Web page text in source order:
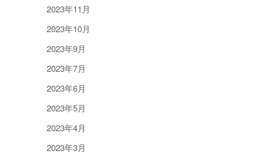
2023年11月
2023年10月
2023年9月
2023年7月
2023年6月
2023年5月
2023年4月
2023年3月